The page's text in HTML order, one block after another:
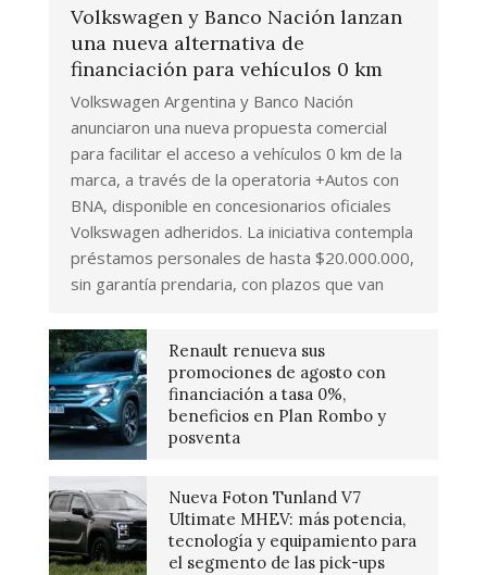
Volkswagen y Banco Nación lanzan
una nueva alternativa de
financiación para vehículos 0 km
Volkswagen Argentina y Banco Nación
anunciaron una nueva propuesta comercial
para facilitar el acceso a vehículos 0 km de la
marca, a través de la operatoria +Autos con
BNA, disponible en concesionarios oficiales
Volkswagen adheridos. La iniciativa contempla
préstamos personales de hasta $20.000.000,
sin garantía prendaria, con plazos que van
Renault renueva sus
promociones de agosto con
financiación a tasa 0%,
beneficios en Plan Rombo y
posventa
Nueva Foton Tunland V7
Ultimate MHEV: más potencia,
tecnología y equipamiento para
el segmento de las pick-ups